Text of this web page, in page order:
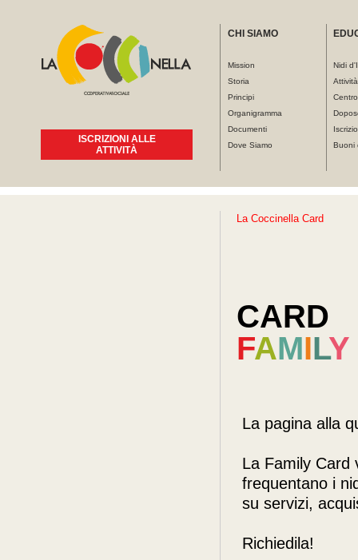
ISCRIZIONI ALLE
ATTIVITÀ
CHI SIAMO
Mission
Storia
Principi
Organigramma
Documenti
Dove Siamo
Nidi
Buoni
CARD
FAMILY
La pagina alla
La Family Card
frequentano i
su servizi,
Richiedila!